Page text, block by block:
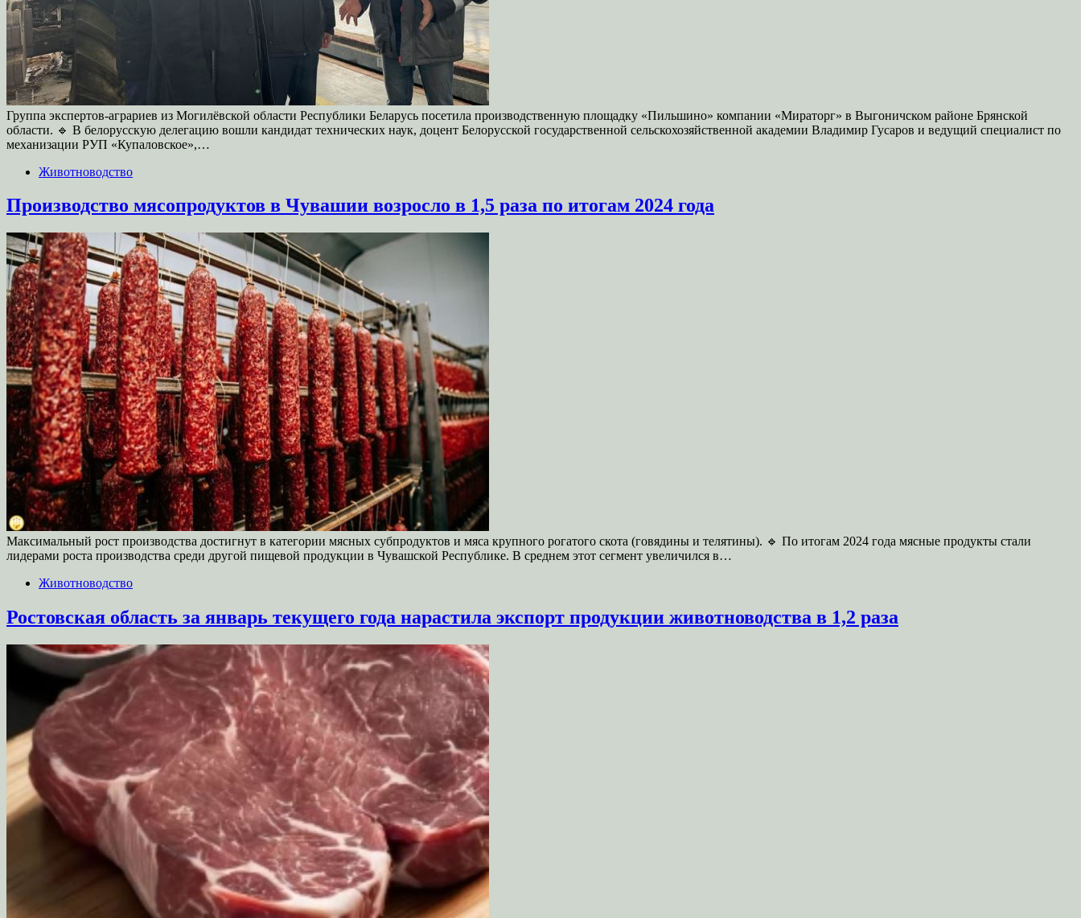
Группа экспертов-аграриев из Могилёвской области Республики Беларусь посетила производственную площадку «Пильшино» компании «Мираторг» в Выгоничском районе Брянской
области. 🔹 В белорусскую делегацию вошли кандидат технических наук, доцент Белорусской государственной сельскохозяйственной академии Владимир Гусаров и ведущий специалист по
механизации РУП «Купаловское»,…
Животноводство
Производство мясопродуктов в Чувашии возросло в 1,5 раза по итогам 2024 года
Максимальный рост производства достигнут в категории мясных субпродуктов и мяса крупного рогатого скота (говядины и телятины). 🔹 По итогам 2024 года мясные продукты стали
лидерами роста производства среди другой пищевой продукции в Чувашской Республике. В среднем этот сегмент увеличился в…
Животноводство
Ростовская область за январь текущего года нарастила экспорт продукции животноводства в 1,2 раза